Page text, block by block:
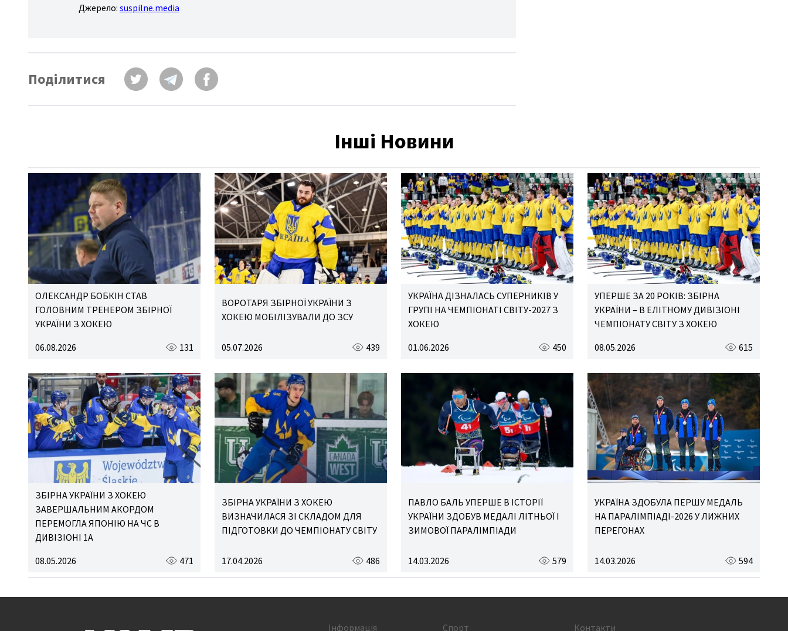
Джерело: suspilne.media
Поділитися
Інші Новини
ОЛЕКСАНДР БОБКІН СТАВ
ГОЛОВНИМ ТРЕНЕРОМ ЗБІРНОЇ
УКРАЇНИ З ХОКЕЮ
06.08.2026
131
ВОРОТАРЯ ЗБІРНОЇ УКРАЇНИ З
ХОКЕЮ МОБІЛІЗУВАЛИ ДО ЗСУ
05.07.2026 439
УКРАЇНА ДІЗНАЛАСЬ СУПЕРНИКІВ У
ГРУПІ НА ЧЕМПІОНАТІ СВІТУ-2027 З
ХОКЕЮ
01.06.2026
450
УПЕРШЕ ЗА 20 РОКІВ: ЗБІРНА
УКРАЇНИ – В ЕЛІТНОМУ ДИВІЗІОНІ
ЧЕМПІОНАТУ СВІТУ З ХОКЕЮ
08.05.2026
615
ЗБІРНА УКРАЇНИ З ХОКЕЮ
ЗАВЕРШАЛЬНИМ АКОРДОМ
ПЕРЕМОГЛА ЯПОНІЮ НА ЧС В
ДИВІЗІОНІ 1А
08.05.2026
471
ЗБІРНА УКРАЇНИ З ХОКЕЮ
ВИЗНАЧИЛАСЯ ЗІ СКЛАДОМ ДЛЯ
ПІДГОТОВКИ ДО ЧЕМПІОНАТУ СВІТУ
17.04.2026 486
ПАВЛО БАЛЬ УПЕРШЕ В ІСТОРІЇ
УКРАЇНИ ЗДОБУВ МЕДАЛІ ЛІТНЬОЇ І
ЗИМОВОЇ ПАРАЛІМПІАДИ
14.03.2026 579
УКРАЇНА ЗДОБУЛА ПЕРШУ МЕДАЛЬ
НА ПАРАЛІМПІАДІ-2026 У ЛИЖНИХ
ПЕРЕГОНАХ
14.03.2026 594
Інформація Спорт Контакти